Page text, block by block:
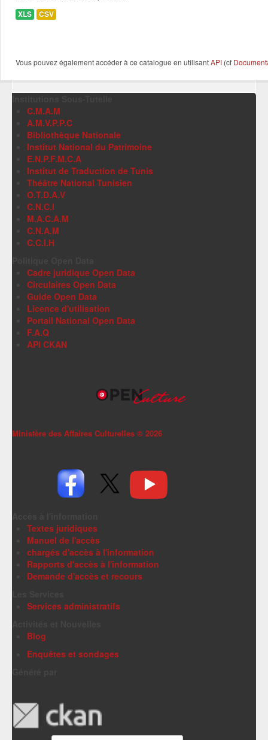
XLS CSV
Vous pouvez également accéder à ce catalogue en utilisantAPI (cf
C.M.A.M
A.M.V.P.P.C
Bibliothèque Nationale
Institut National du Patrimoine
E.N.P.F.M.C.A
Institut de Traduction de Tunis
Théâtre National Tunisien
O.T.D.A.V
C.N.C.I
M.A.C.A.M
C.N.A.M
C.C.I.H
Cadre juridique Open Data
Circulaires Open Data
Guide Open Data
Licence d'utilisation
Portail National Open Data
F.A.Q
API CKAN
Ministère des Affaires Culturelles © 2026
Textes juridiques
Manuel de l'accès
chargés d'accès à l'information
Rapports d'accès à l'information
Demande d'accès et recours
Services administratifs
Blog
Enquêtes et sondages